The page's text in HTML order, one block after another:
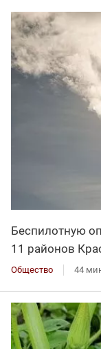
Беспилотную
11 районов
Общество 44